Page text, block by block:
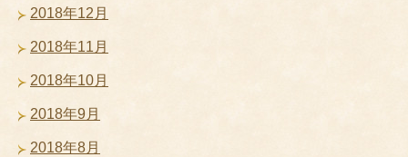
2018年12月
2018年11月
2018年10月
2018年9月
2018年8月